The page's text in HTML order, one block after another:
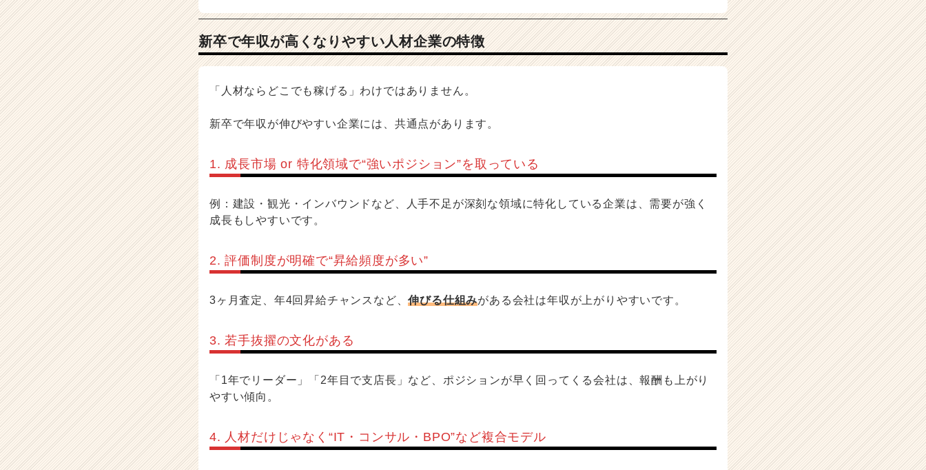
新卒で年収が高くなりやすい人材企業の特徴
「人材ならどこでも稼げる」わけではありません。
新卒で年収が伸びやすい企業には、共通点があります。
1. 成長市場 or 特化領域で“強いポジション”を取っている
例：建設・観光・インバウンドなど、人手不足が深刻な領域に特化している企業は、需要が強く
成長もしやすいです。
2. 評価制度が明確で“昇給頻度が多い”
3ヶ月査定、年4回昇給チャンスなど、伸びる仕組みがある会社は年収が上がりやすいです。
3. 若手抜擢の文化がある
「1年でリーダー」「2年目で支店長」など、ポジションが早く回ってくる会社は、報酬も上がり
やすい傾向。
4. 人材だけじゃなく“IT・コンサル・BPO”など複合モデル